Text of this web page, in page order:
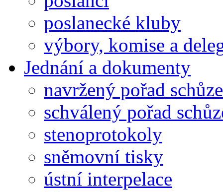
poslanecké kluby
výbory, komise a
Jednání a dokumenty
navržený pořad schůze
schválený pořad
stenoprotokoly
sněmovní tisky
ústní interpelace